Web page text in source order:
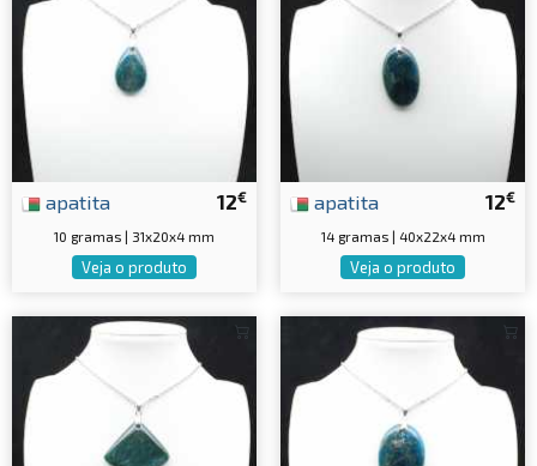
12€
apatita
10 gramas | 31x20x4 mm
Veja o produto
12€
apatita
14 gramas | 40x22x4 mm
Veja o produto